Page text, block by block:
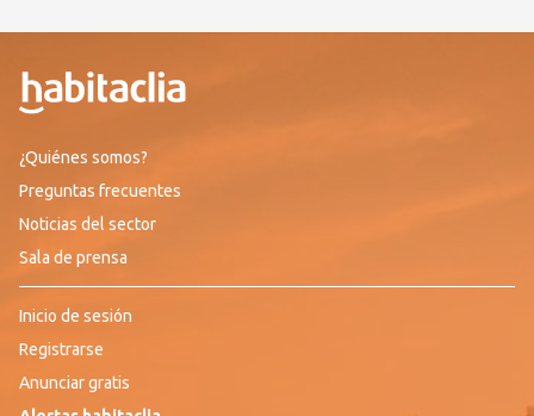
¿Quiénes somos?
Preguntas frecuentes
Noticias del sector
Sala de prensa
Inicio de sesión
Registrarse
Anunciar gratis